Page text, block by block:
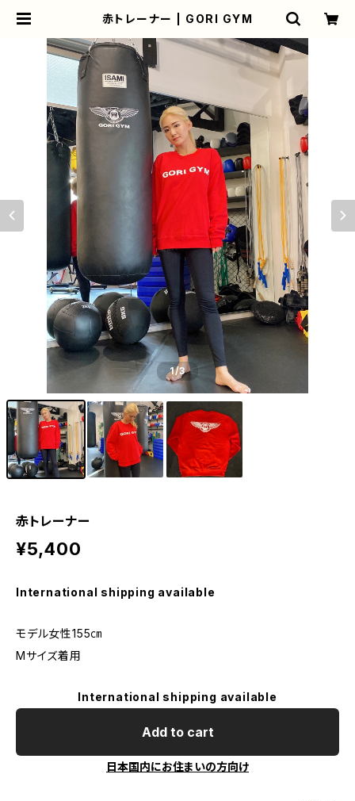
赤トレーナー | GORI GYM
1/3
赤トレーナー
¥5,400
International shipping available
モデル女性155㎝
Mサイズ着用
International shipping available
Add to cart
日本国内にお住まいの方向け